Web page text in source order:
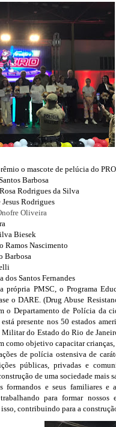
o mascote de pelúcia do
Barbosa
Rodrigues da Silva
Rodrigues
Oliveira
Biesek
Ramos Nascimento
Barbosa
Santos Fernandes
própria PMSC, o Programa
o DARE. (Drug Abuse
o Departamento de Polícia da
presente nos 50 estados
do Estado do Rio de
como objetivo capacitar
de polícia ostensiva de
públicas, privadas e
de uma sociedade mais
formandos e seus familiares
para formar
contribuindo para a